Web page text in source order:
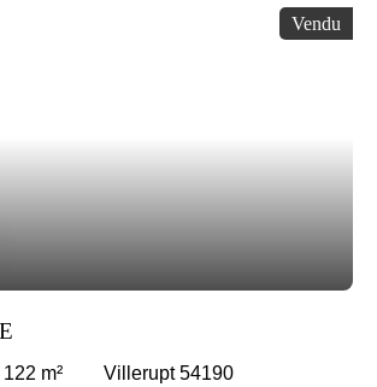
Vendu
122 m² Villerupt 54190